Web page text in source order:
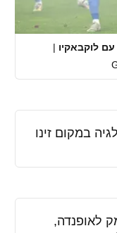
עם לוקבאקיו |
במקום זינו
לאופנדה,